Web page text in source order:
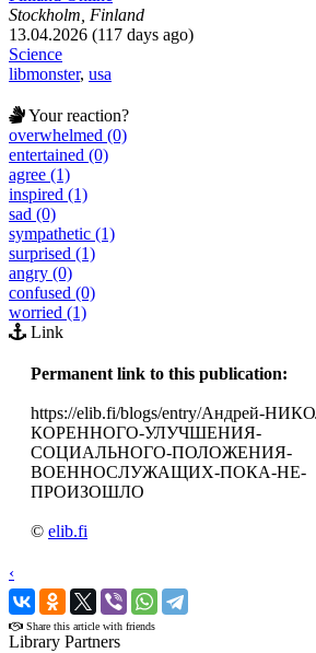
Stockholm, Finland
13.04.2026 (117 days ago)
Science
libmonster, usa
Your reaction?
overwhelmed (0)
entertained (0)
agree (1)
inspired (1)
sad (0)
sympathetic (1)
surprised (1)
angry (0)
confused (0)
worried (1)
Link
Permanent link to this publication:
https://elib.fi/blogs/entry/Андрей-
КОРЕННОГО-УЛУЧШЕНИЯ-
СОЦИАЛЬНОГО-ПОЛОЖЕНИЯ-
ВОЕННОСЛУЖАЩИХ-ПОКА-НЕ-
ПРОИЗОШЛО
© elib.fi
‹
›
Share this article with friends
Library Partners